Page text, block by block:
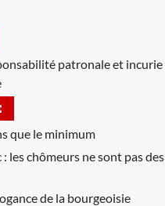
patronale et incurie
que le minimum
: les chômeurs ne sont pas des
de la bourgeoisie